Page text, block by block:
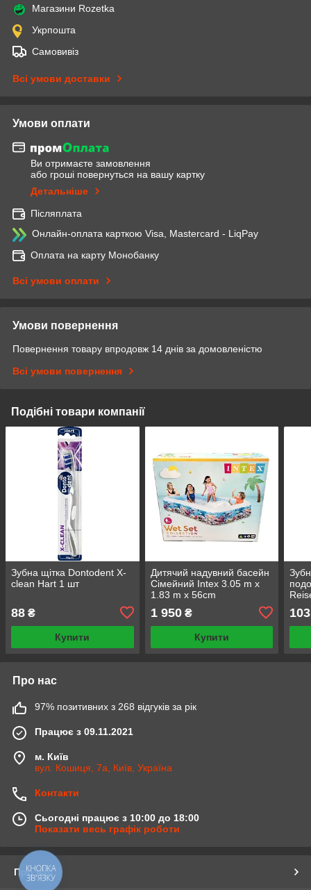
Магазини Rozetka
Укрпошта
Самовивіз
Всі умови доставки
Умови оплати
Ви отримаєте замовлення
або гроші повернуться на вашу картку
Детальніше
Післяплата
Онлайн-оплата карткою Visa, Mastercard - LiqPay
Оплата на карту Монобанку
Всі умови оплати
Умови повернення
Повернення товару впродовж 14 днів за домовленістю
Всі умови повернення
Подібні товари компанії
Зубна щітка Dontodent X-
clean Hart 1 шт
88 ₴
Купити
Дитячий надувний басейн
Сімейний Intex 3.05 m х
1.83 m х 56cm
1 950₴
Купити
103
Про нас
97% позитивних з 268 відгуків за рік
Працює з 09.11.2021
м. Київ
вул. Кошиця, 7а, Київ, Україна
Контакти
Сьогодні працює з 10:00 до 18:00
Показати весь графік роботи
Про нас
КНОПКА
ЗВ'ЯЗКУ